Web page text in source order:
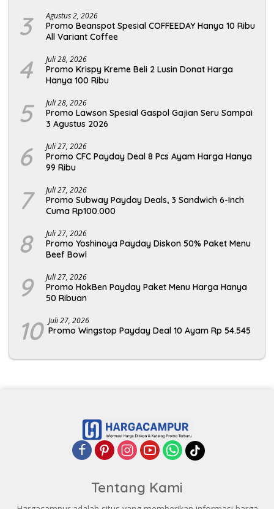
3 Agustus 2, 2026
Promo Beanspot Spesial COFFEEDAY Hanya 10 Ribu
All Variant Coffee
4 Juli 28, 2026
Promo Krispy Kreme Beli 2 Lusin Donat Harga
Hanya 100 Ribu
5 Juli 28, 2026
Promo Lawson Spesial Gaspol Gajian Seru Sampai
3 Agustus 2026
6 Juli 27, 2026
Promo CFC Payday Deal 8 Pcs Ayam Harga Hanya
99 Ribu
7 Juli 27, 2026
Promo Subway Payday Deals, 3 Sandwich 6-Inch
Cuma Rp100.000
8 Juli 27, 2026
Promo Yoshinoya Payday Diskon 50% Paket Menu
Beef Bowl
9 Juli 27, 2026
Promo HokBen Payday Paket Menu Harga Hanya
50 Ribuan
10 Juli 27, 2026
Promo Wingstop Payday Deal 10 Ayam Rp 54.545
Tentang Kami